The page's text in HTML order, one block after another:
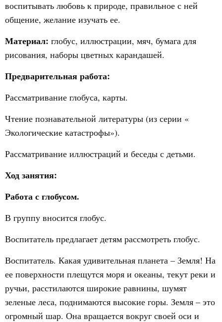
воспитывать любовь к природе, правильное с ней
общение, желание изучать ее.
Материал: глобус, иллюстрации, мяч, бумага для
рисования, наборы цветных карандашей.
Предварительная работа:
Рассматривание глобуса, карты.
Чтение познавательной литературы (из серии «
Экологические катастрофы»).
Рассматривание иллюстраций и беседы с детьми.
Ход занятия:
Работа с глобусом.
В группу вносится глобус.
Воспитатель предлагает детям рассмотреть глобус.
Воспитатель. Какая удивительная планета – Земля! На
ее поверхности плещутся моря и океаны, текут реки и
ручьи, расстилаются широкие равнины, шумят
зеленые леса, поднимаются высокие горы. Земля – это
огромный шар. Она вращается вокруг своей оси и